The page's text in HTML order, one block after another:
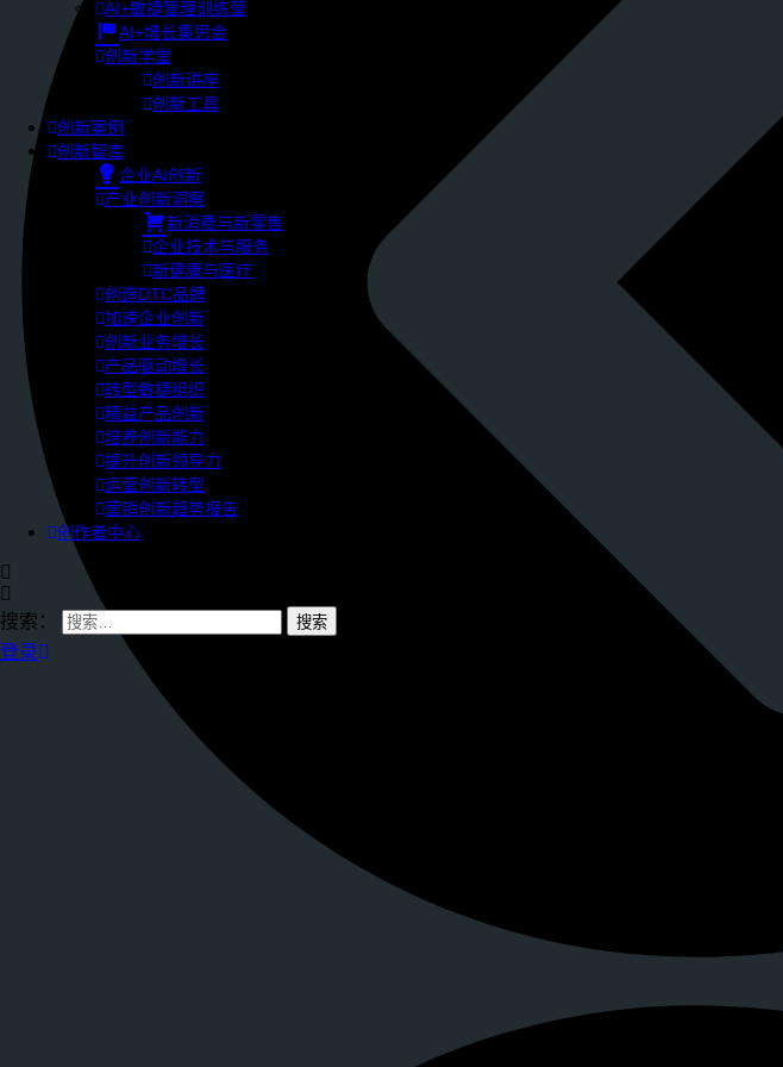
AI+敏捷管理训练营
AI+增长集思会
创新学堂
创新讲座
创新工具
创新案例
创新智库
企业AI创新
产业创新洞察
新消费与新零售
企业技术与服务
新健康与医疗
创造DTC品牌
加速企业创新
创新业务增长
产品驱动增长
转型敏捷组织
精益产品创新
培养创新能力
提升创新领导力
运营创新转型
营销创新趋势报告
创作者中心
搜索：
登录